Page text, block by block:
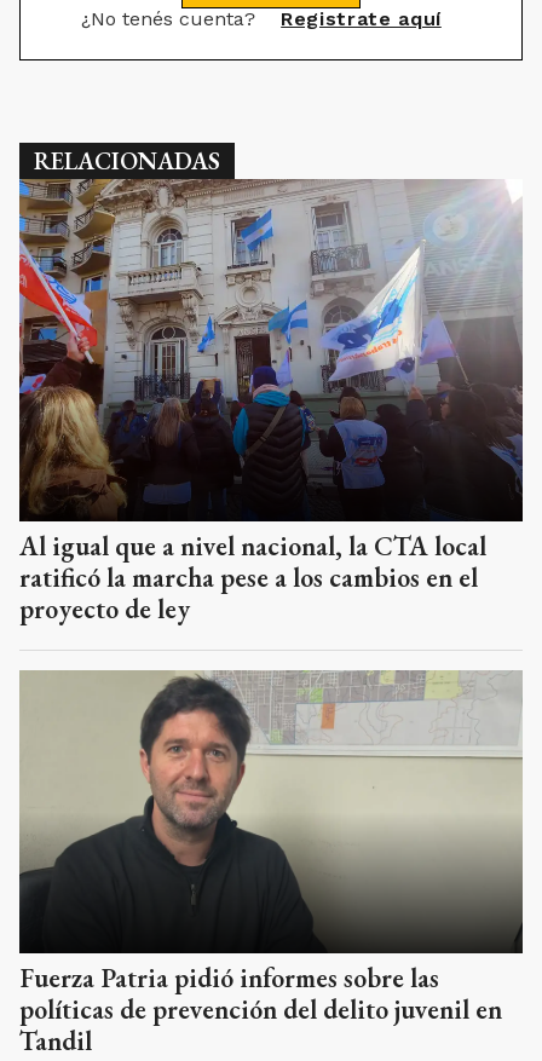
¿No tenés cuenta? Registrate aquí
RELACIONADAS
Al igual que a nivel nacional, la CTA local
ratificó la marcha pese a los cambios en el
proyecto de ley
Fuerza Patria pidió informes sobre las
políticas de prevención del delito juvenil en
Tandil